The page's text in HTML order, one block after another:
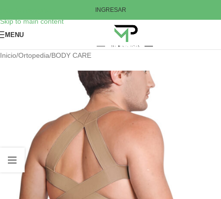
Skip to main content
INGRESAR
MENU
Inicio/Ortopedia/BODY CARE